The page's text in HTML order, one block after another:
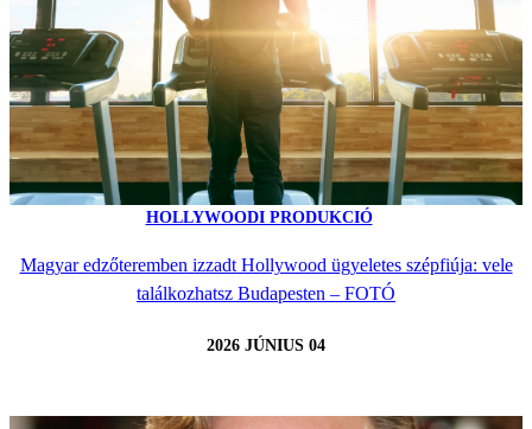
HOLLYWOODI PRODUKCIÓ
Magyar edzőteremben izzadt Hollywood ügyeletes szépfiúja: vele
találkozhatsz Budapesten – FOTÓ
2026 JÚNIUS 04